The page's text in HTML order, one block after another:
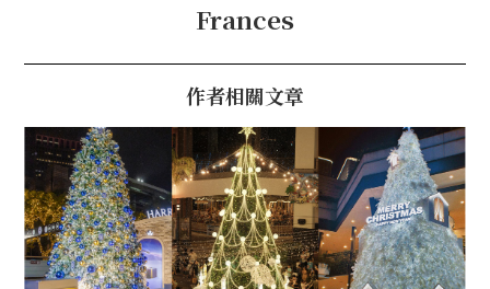
Frances
作者相關文章